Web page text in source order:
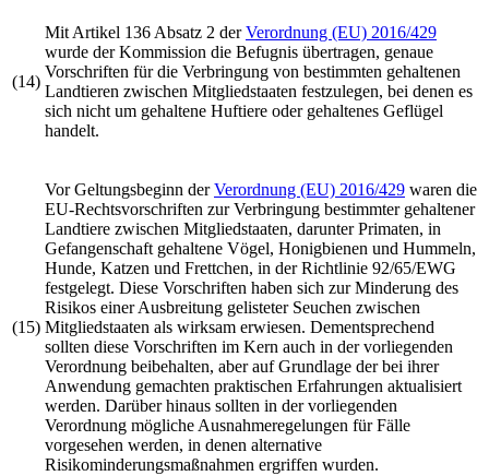
(14)
Mit Artikel 136 Absatz 2 derVerordnung (EU) 2016/429
wurde der Kommission die Befugnis übertragen, genaue
Vorschriften für die Verbringung von bestimmten gehaltenen
Landtieren zwischen Mitgliedstaaten festzulegen, bei denen es
sich nicht um gehaltene Huftiere oder gehaltenes Geflügel
handelt.
(15)
Vor Geltungsbeginn derVerordnung (EU) 2016/429 waren die
EU-Rechtsvorschriften zur Verbringung bestimmter gehaltener
Landtiere zwischen Mitgliedstaaten, darunter Primaten, in
Gefangenschaft gehaltene Vögel, Honigbienen und Hummeln,
Hunde, Katzen und Frettchen, in derRichtlinie 92/65/EWG
festgelegt. Diese Vorschriften haben sich zur Minderung des
Risikos einer Ausbreitung gelisteter Seuchen zwischen
Mitgliedstaaten als wirksam erwiesen. Dementsprechend
sollten diese Vorschriften im Kern auch in der vorliegenden
Verordnung beibehalten, aber auf Grundlage der bei ihrer
Anwendung gemachten praktischen Erfahrungen aktualisiert
werden. Darüber hinaus sollten in der vorliegenden
Verordnung mögliche Ausnahmeregelungen für Fälle
vorgesehen werden, in denen alternative
Risikominderungsmaßnahmen ergriffen wurden.